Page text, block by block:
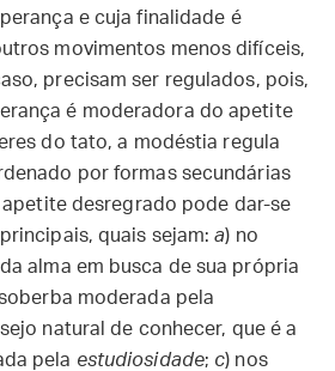
e cuja finalidade é
movimentos menos difíceis,
precisam ser regulados, pois,
é moderadora do apetite
do tato, a modéstia regula
por formas secundárias
apetite desregrado pode dar-se
quais sejam:a) no
alma em busca de sua própria
moderada pela
natural de conhecer, que é a
pela estudiosidade; c) nos